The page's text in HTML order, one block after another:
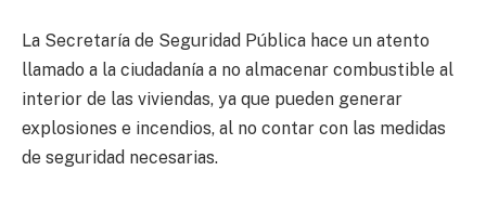
La Secretaría de Seguridad Pública hace un atento
llamado a la ciudadanía a no almacenar combustible al
interior de las viviendas, ya que pueden generar
explosiones e incendios, al no contar con las medidas
de seguridad necesarias.